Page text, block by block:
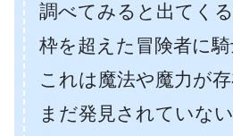
調べてみると出てく
枠を超えた冒険者に騎
これは魔法や魔力が存
まだ発見されていな